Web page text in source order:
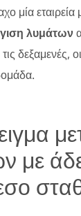
μία
λυμάτων
δεξαμενές,
με